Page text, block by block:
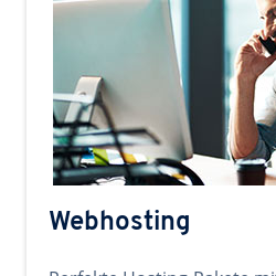
Webhosting